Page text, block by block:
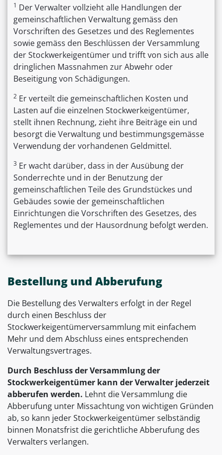
1 Der Verwalter vollzieht alle Handlungen der
gemeinschaftlichen Verwaltung gemäss den
Vorschriften des Gesetzes und des Reglementes
sowie gemäss den Beschlüssen der Versammlung
der Stockwerkeigentümer und trifft von sich aus alle
dringlichen Massnahmen zur Abwehr oder
Beseitigung von Schädigungen.
2 Er verteilt die gemeinschaftlichen Kosten und
Lasten auf die einzelnen Stockwerkeigentümer,
stellt ihnen Rechnung, zieht ihre Beiträge ein und
besorgt die Verwaltung und bestimmungsgemässe
Verwendung der vorhandenen Geldmittel.
3 Er wacht darüber, dass in der Ausübung der
Sonderrechte und in der Benutzung der
gemeinschaftlichen Teile des Grundstückes und
Gebäudes sowie der gemeinschaftlichen
Einrichtungen die Vorschriften des Gesetzes, des
Reglementes und der Hausordnung befolgt werden.
Bestellung und Abberufung
Die Bestellung des Verwalters erfolgt in der Regel
durch einen Beschluss der
Stockwerkeigentümerversammlung mit einfachem
Mehr und dem Abschluss eines entsprechenden
Verwaltungsvertrages.
Durch Beschluss der Versammlung der
Stockwerkeigentümer kann der Verwalter jederzeit
abberufen werden. Lehnt die Versammlung die
Abberufung unter Missachtung von wichtigen Gründen
ab, so kann jeder Stockwerkeigentümer selbständig
binnen Monatsfrist die gerichtliche Abberufung des
Verwalters verlangen.